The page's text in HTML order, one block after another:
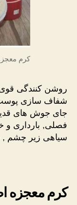
کرم
روشن کنندگی
شفاف سازی پوست
جای جوش های
فصلی, بارداری
سیاهی زیر چشم ,
کرم معجزه اصل